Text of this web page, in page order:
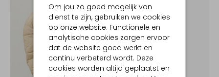
Om jou zo goed mogelijk van
dienst te zijn, gebruiken we cookies
op onze website. Functionele en
analytische cookies zorgen ervoor
dat de website goed werkt en
continu verbeterd wordt. Deze
cookies worden altijd geplaatst en